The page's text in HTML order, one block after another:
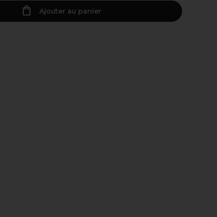
Ajouter au panier